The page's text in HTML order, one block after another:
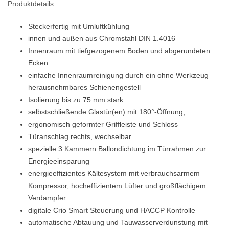
Produktdetails:
Steckerfertig mit Umluftkühlung
innen und außen aus Chromstahl DIN 1.4016
Innenraum mit tiefgezogenem Boden und abgerundeten
Ecken
einfache Innenraumreinigung durch ein ohne Werkzeug
herausnehmbares Schienengestell
Isolierung bis zu 75 mm stark
selbstschließende Glastür(en) mit 180°-Öffnung,
ergonomisch geformter Griffleiste und Schloss
Türanschlag rechts, wechselbar
spezielle 3 Kammern Ballondichtung im Türrahmen zur
Energieeinsparung
energieeffizientes Kältesystem mit verbrauchsarmem
Kompressor, hocheffizientem Lüfter und großflächigem
Verdampfer
digitale Crio Smart Steuerung und HACCP Kontrolle
automatische Abtauung und Tauwasserverdunstung mit